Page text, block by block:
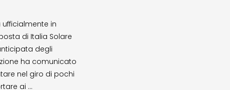
ufficialmente in
di Italia Solare
degli
ha comunicato
nel giro di pochi
ai …